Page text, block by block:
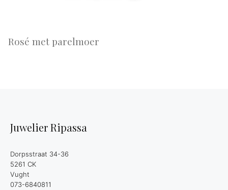
Rosé met parelmoer
Juwelier Ripassa
Dorpsstraat 34-36
5261 CK
Vught
073-6840811